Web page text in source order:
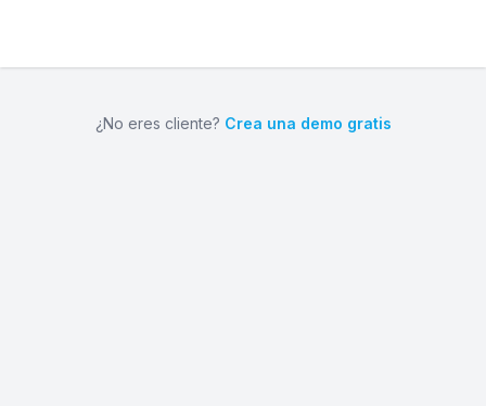
¿No eres cliente? Crea una demo gratis